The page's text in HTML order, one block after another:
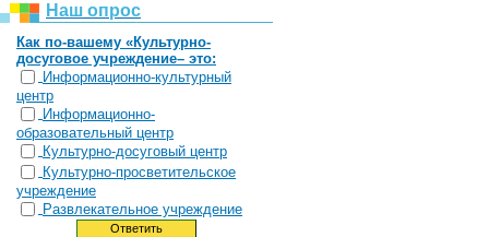
Наш опрос
Как по-вашему «Культурно-
досуговое учреждение– это:
Информационно-культурный
центр
Информационно-
образовательный центр
Культурно-досуговый центр
Культурно-просветительское
учреждение
Развлекательное учреждение